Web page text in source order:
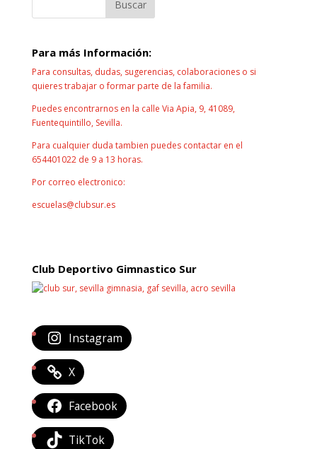
Para más Información:
Para consultas, dudas, sugerencias, colaboraciones o si
quieres trabajar o formar parte de la familia.
Puedes encontrarnos en la calle Via Apia, 9, 41089,
Fuentequintillo, Sevilla.
Para cualquier duda tambien puedes contactar en el
654401022 de 9 a 13 horas.
Por correo electronico:
escuelas@clubsur.es
Club Deportivo Gimnastico Sur
Instagram
X
Facebook
TikTok